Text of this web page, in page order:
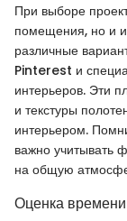
При выборе
помещения, но и
различные
Pinterest и
интерьеров. Эти
и текстуры
интерьером.
важно учитывать
на общую
Оценка